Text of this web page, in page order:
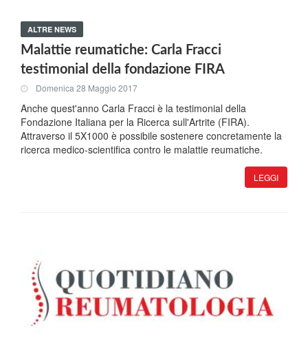
ALTRE NEWS
Malattie reumatiche: Carla Fracci
testimonial della fondazione FIRA
Domenica 28 Maggio 2017
Anche quest'anno Carla Fracci è la testimonial della
Fondazione Italiana per la Ricerca sull'Artrite (FIRA).
Attraverso il 5X1000 è possibile sostenere concretamente la
ricerca medico-scientifica contro le malattie reumatiche.
LEGGI